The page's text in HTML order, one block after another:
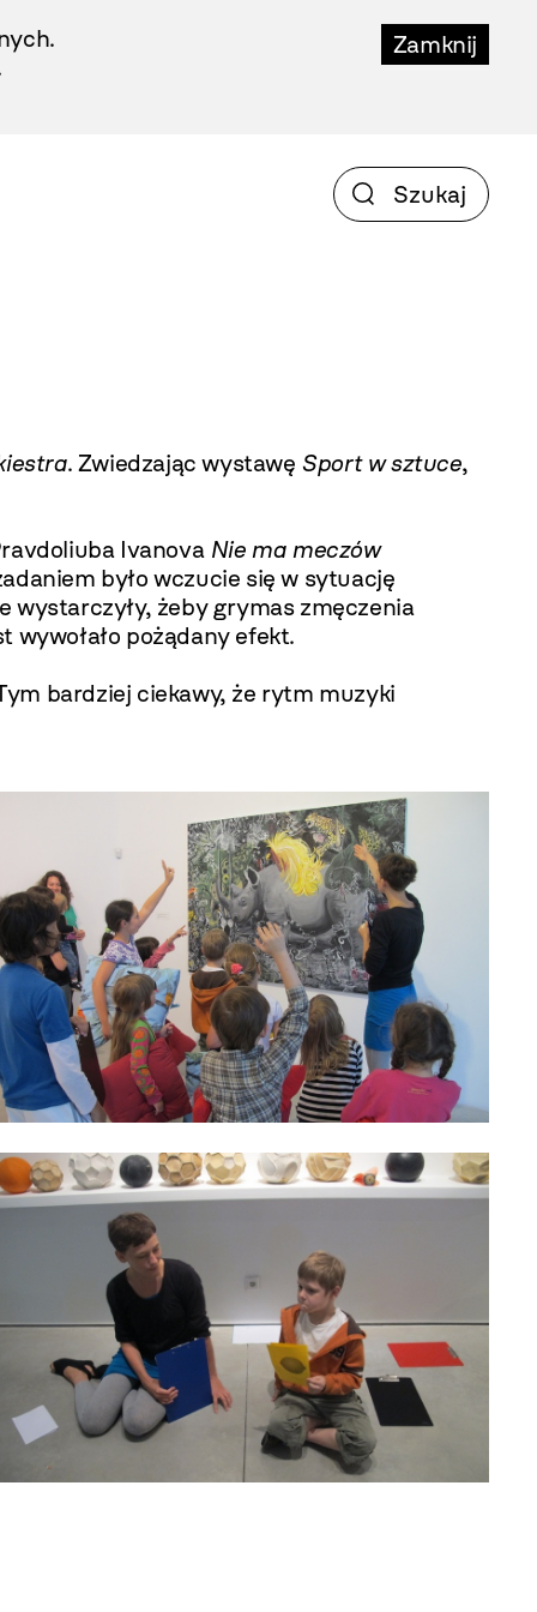
Zamknij
. Zwiedzając wystawę Sport w sztuce,
Ivanova Nie ma meczów
było wczucie się w sytuację
żeby grymas zmęczenia
pożądany efekt.
bardziej ciekawy, że rytm muzyki